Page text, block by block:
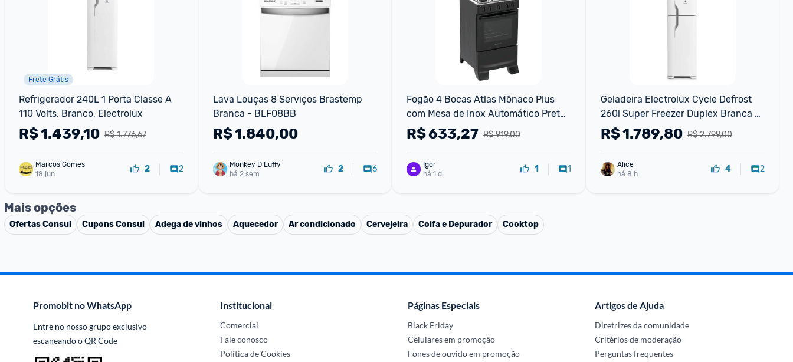
Frete Grátis
Refrigerador 240L 1 Porta Classe A
110 Volts, Branco, Electrolux
R$ 1.776,67
R$1.439,10
Marcos Gomes
18 jun
2 2
Lava Louças 8 Serviços Brastemp
Branca - BLF08BB
R$1.840,00
Monkey D Luffy
há 2 sem
2 6
Fogão 4 Bocas Atlas Mônaco Plus
com Mesa de Inox Automático Preto
Bivolt
R$ 919,00
R$633,27
Igor
há 1 d
1 1
Geladeira Electrolux Cycle Defrost
260l Super Freezer Duplex Branca
Dc35a
R$ 2.799,00
R$1.789,80
Alice
há 8 h
4 2
Mais opções
OfertasConsul CuponsConsul Adega de vinhos Aquecedor Ar condicionado Cervejeira Coifa e Depurador Cooktop
Promobit no WhatsApp
Entre no nosso grupo exclusivo
escaneando o QR Code
Institucional
Comercial
Fale conosco
Política de Cookies
Páginas Especiais
Black Friday
Celulares em promoção
Fones de ouvido em promoção
Artigos de Ajuda
Diretrizes da comunidade
Critérios de moderação
Perguntas frequentes